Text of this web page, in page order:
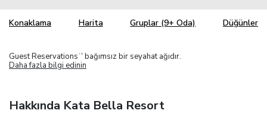
Konaklama Harita Gruplar (9+ Oda) Düğünler
Guest Reservations TM bağımsız bir seyahat ağıdır.
Daha fazla bilgi edinin
Hakkında Kata Bella Resort